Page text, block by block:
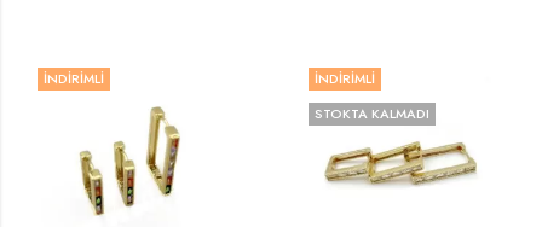
İNDIRIMLI
İNDIRIMLI
STOKTA KALMADI